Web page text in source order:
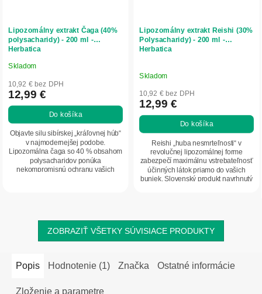
Lipozomálny extrakt Čaga (40%
polysacharidy) - 200 ml -
Herbatica
Priemerné
hodnotenie
produktu
je
5,0
z
hviezdičiek.
Skladom
10,92 € bez DPH
12,99 €
Do košíka
Objavte silu sibírskej „kráľovnej húb“
v najmodernejšej podobe.
Lipozomálna čaga so 40 % obsahom
polysacharidov ponúka
nekompromisnú ochranu vašich
Lipozomálny extrakt Reishi (30%
Polysacharidy) - 200 ml -
Herbatica
Skladom
10,92 € bez DPH
12,99 €
Do košíka
Reishi „huba nesmrteľnosti“ v
revolučnej lipozomálnej forme
zabezpečí maximálnu vstrebateľnosť
účinných látok priamo do vašich
buniek. Slovenský produkt navrhnutý
ZOBRAZIŤ VŠETKY SÚVISIACE PRODUKTY
Popis Hodnotenie (1) Značka Ostatné informácie
Zloženie a parametre